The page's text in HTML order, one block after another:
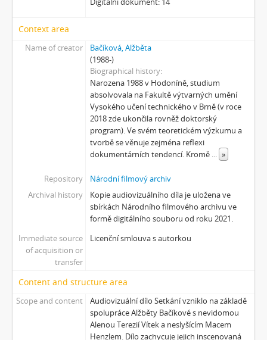
[Subseries] Úkryt
[Subseries] Up! #2
[Subseries] Vystěhování. Nastěhování
[Subseries] It's Buildable
[Subseries] Cesta do školy
[Subseries] Přestávka
[Subseries] Zrzavý film
[Subseries] Sběratel – Detail
[Subseries] Sběratel
[Subseries] Studna
[Subseries] 13. revír
[Subseries] Po stopách krve
[Subseries] Spejbl a Hurvínek
[Subseries] Větev – Prorážení televize větví
[Subseries] 16 Sketches of Dialogue
[Subseries] Air
[Subseries] Air – Znělka
[Subseries] Interno
[Subseries] Hlavolam
[Subseries] Kytka
[Subseries] Erosynta I
Context area
Name of creator
Bačíková, Alžběta
(1988-)
Biographical history
Narozena 1988 v Hodoníně, studium
absolvovala na Fakultě výtvarných umění
Vysokého učení technického v Brně (v roce
2018 zde ukončila rovněž doktorský
program). Ve svém teoretickém výzkumu a
tvorbě se věnuje zejména reflexi
dokumentárních tendencí. Kromě ... »
Repository
Národní filmový archiv
Archival history
Kopie audiovizuálního díla je uložena ve
sbírkách Národního filmového archivu ve
formě digitálního souboru od roku 2021.
Immediate source
of acquisition or
transfer
Licenční smlouva s autorkou
Content and structure area
Scope and content
Audiovizuální dílo Setkání vzniklo na základě
spolupráce Alžběty Bačíkové s nevidomou
Alenou Terezií Vítek a neslyšícím Macem
Henzlem. Dílo zachycuje jejich inscenovaná